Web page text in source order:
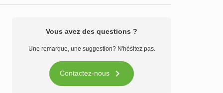
Vous avez des questions ?
Une remarque, une suggestion? N'hésitez pas.
Contactez-nous 